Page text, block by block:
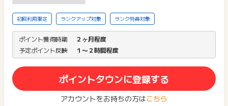
初回利用限定 ランクアップ対象 ランク特典対象
ポイント獲得時期
２ヶ月程度
予定ポイント反映
１〜２時間程度
ポイントタウンに登録する
アカウントをお持ちの方はこちら